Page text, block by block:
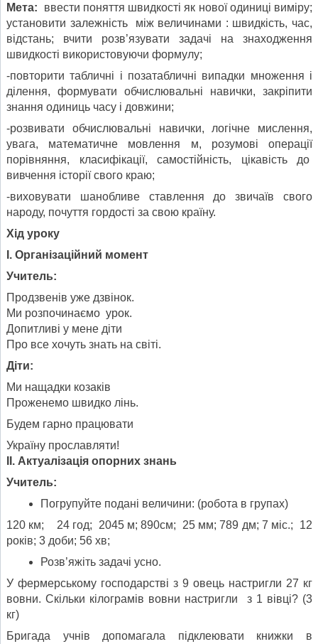
Мета: ввести поняття швидкості як нової одиниці виміру;
установити залежність між величинами : швидкість, час,
відстань; вчити розв’язувати задачі на знаходження
швидкості використовуючи формулу;
-повторити табличні і позатабличні випадки множення і
ділення, формувати обчислювальні навички, закріпити
знання одиниць часу і довжини;
-розвивати обчислювальні навички, логічне мислення,
увага, математичне мовлення м, розумові операції
порівняння, класифікації, самостійність, цікавість до
вивчення історії свого краю;
-виховувати шанобливе ставлення до звичаїв свого
народу, почуття гордості за свою країну.
Хід уроку
І. Організаційний момент
Учитель:
­Продзвенів уже дзвінок.
Ми розпочинаємо урок.
Допитливі у мене діти
Про все хочуть знать на світі.
Діти:
Ми нащадки козаків
Проженемо швидко лінь.
Будем гарно працювати
Україну прославляти!
ІІ. Актуалізація опорних знань
Учитель:
Погрупуйте подані величини: (робота в групах)
120 км; 24 год; 2045 м; 890см; 25 мм; 789 дм; 7 міс.; 12
років; 3 доби; 56 хв;
Розв’яжіть задачі усно.
У фермерському господарстві з 9 овець настригли 27 кг
вовни. Скільки кілограмів вовни настригли з 1 вівці? (3
кг)
Бригада учнів допомагала підклеювати книжки в